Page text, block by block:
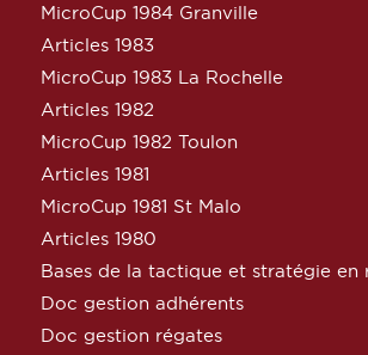
MicroCup 1984 Granville
Articles 1983
MicroCup 1983 La Rochelle
Articles 1982
MicroCup 1982 Toulon
Articles 1981
MicroCup 1981 St Malo
Articles 1980
Bases de la tactique et stratégie en
Doc gestion adhérents
Doc gestion régates